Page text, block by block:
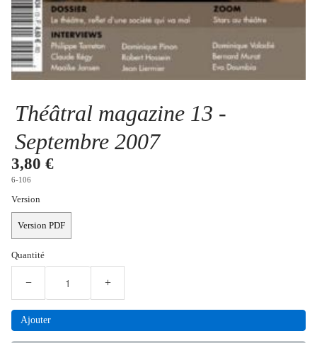
Théâtral magazine 13 -
Septembre 2007
3,80 €
6-106
Version
Version PDF
Quantité
− +
Ajouter